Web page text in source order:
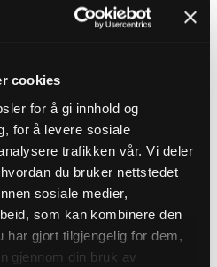
cookies
for å gi innhold og
for å levere sosiale
trafikken vår. Vi deler
du bruker nettstedet
sosiale medier,
som kan kombinere den
gjort tilgjengelig for dem,
gjennom din bruk av
Affliction
Den bruna tonen kombineras
broderade detaljer som förstärker
med slitstarka dragkedjor, ribbade
en bekväm passform som följer
ryggen finns ett stort, broderat
och rockigt utseende. Perfekt för
utan att använda äkta